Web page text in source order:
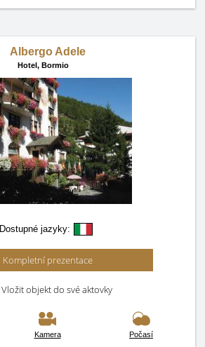
Albergo Adele
Hotel, Bormio
Dostupné jazyky:
Kompletní prezentace
Vložit objekt do své aktovky
Kamera Počasí